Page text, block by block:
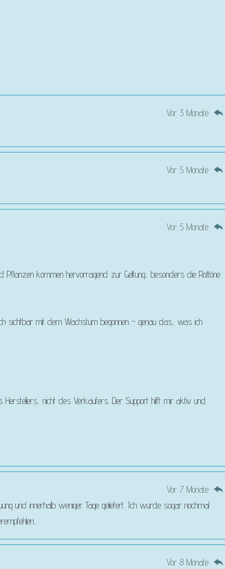
Vor 3 Monate
Vor 5 Monate
Vor 5 Monate
Pflanzen kommen hervorragend zur Geltung, besonders die Rottöne
sichtbar mit dem Wachstum begonnen – genau das, was ich
nicht des Verkäufers. Der Support hilft mir aktiv und
Vor 7 Monate
und innerhalb weniger Tage geliefert. Ich wurde sogar nochmal
Vor 8 Monate